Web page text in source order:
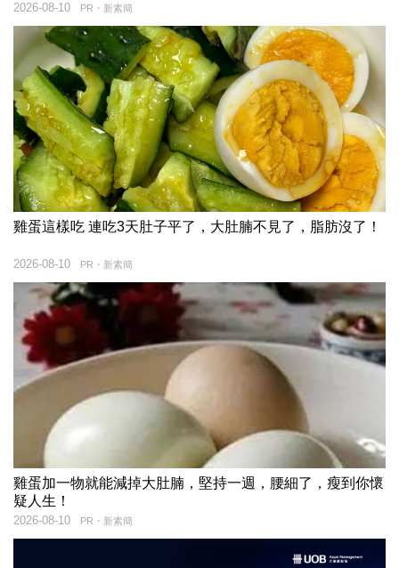
PR・新素簡
2026-08-10
雞蛋這樣吃 連吃3天肚子平了，大肚腩不見了，脂肪沒了！
PR・新素簡
2026-08-10
雞蛋加一物就能減掉大肚腩，堅持一週，腰細了，瘦到你懷
疑人生！
PR・新素簡
2026-08-10